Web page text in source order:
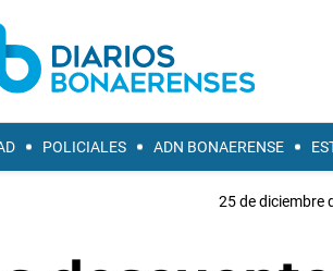
POLICIALES ADN BONAERENSE
25 de diciembre